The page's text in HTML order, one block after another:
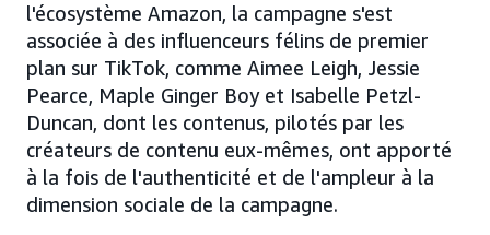
l'écosystème Amazon, la campagne s'est
associée à des influenceurs félins de premier
plan sur TikTok, comme Aimee Leigh, Jessie
Pearce, Maple Ginger Boy et Isabelle Petzl-
Duncan, dont les contenus, pilotés par les
créateurs de contenu eux-mêmes, ont apporté
à la fois de l'authenticité et de l'ampleur à la
dimension sociale de la campagne.